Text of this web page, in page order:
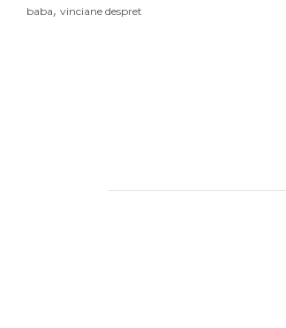
baba, vinciane despret